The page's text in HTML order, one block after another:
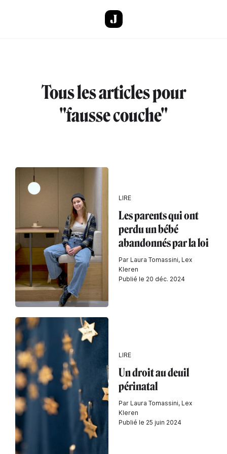
Tous les articles pour
"fausse couche"
LIRE
Les parents qui ont
perdu un bébé
abandonnés par la loi
Par Laura Tomassini, Lex
Kleren
Publié le 20 déc. 2024
LIRE
Un droit au deuil
périnatal
Par Laura Tomassini, Lex
Kleren
Publié le 25 juin 2024